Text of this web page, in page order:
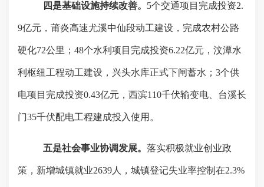
四是基础设施持续改善。 5个交通项目完成投资2.
9亿元，莆炎高速尤溪中仙段动工建设，完成农村公路
硬化72公里； 48个水利项目完成投资6.22亿元，汶潭水
利枢纽工程动工建设，兴头水库正式下闸蓄水； 3个供
电项目完成投资0.43亿元，西滨110千伏输变电、台溪长
门35千伏配电工程建成投入使用。
五是社会事业协调发展。 落实积极就业创业政
策，新增城镇就业2639 人，城镇登记失业率控制在2.3%